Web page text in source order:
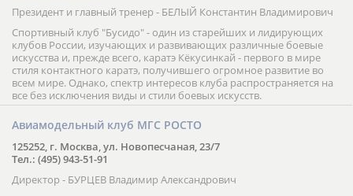
Президент и главный тренер - БЕЛЫЙ Константин Владимирович
Спортивный клуб "Бусидо" - один из старейших и лидирующих
клубов России, изучающих и развивающих различные боевые
искусства и, прежде всего, каратэ Кёкусинкай - первого в мире
стиля контактного каратэ, получившего огромное развитие во
всем мире. Однако, спектр интересов клуба распространяется на
все без исключения виды и стили боевых искусств.
Авиамодельный клуб МГС РОСТО
125252, г. Москва, ул. Новопесчаная, 23/7
Тел.: (495) 943-51-91
Директор - БУРЦЕВ Владимир Александрович